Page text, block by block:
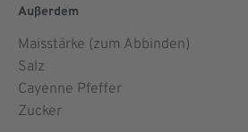
Außerdem
Maisstärke (zum Abbinden)
Salz
Cayenne Pfeffer
Zucker